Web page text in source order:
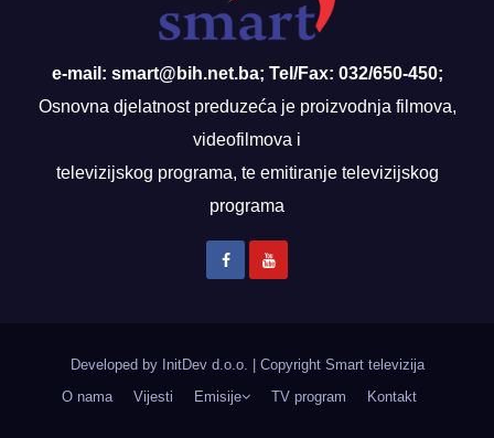
e-mail: smart@bih.net.ba; Tel/Fax: 032/650-450;
Osnovna djelatnost preduzeća je proizvodnja filmova,
videofilmova i
televizijskog programa, te emitiranje televizijskog
programa
Developed by InitDev d.o.o.
Copyright Smart televizija
O nama
Vijesti Emisije TV program Kontakt